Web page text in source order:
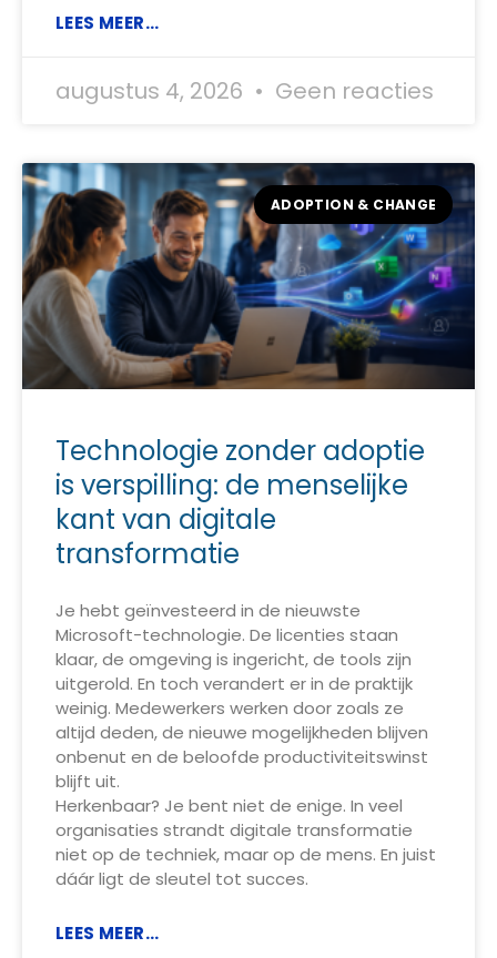
LEES MEER...
augustus 4, 2026 Geen reacties
ADOPTION & CHANGE
Technologie zonder adoptie
is verspilling: de menselijke
kant van digitale
transformatie
Je hebt geïnvesteerd in de nieuwste
Microsoft-technologie. De licenties staan
klaar, de omgeving is ingericht, de tools zijn
uitgerold. En toch verandert er in de praktijk
weinig. Medewerkers werken door zoals ze
altijd deden, de nieuwe mogelijkheden blijven
onbenut en de beloofde productiviteitswinst
blijft uit.
Herkenbaar? Je bent niet de enige. In veel
organisaties strandt digitale transformatie
niet op de techniek, maar op de mens. En juist
dáár ligt de sleutel tot succes.
LEES MEER...